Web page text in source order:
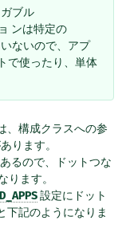
ブル
ンは特定の
ないので、アプ
で使ったり、単体
、構成クラスへの参
ります。
るので、ドットつな
ります。
設定にドット
下記のようになりま